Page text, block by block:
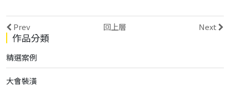
Prev 回上層 Next
作品分類
精選案例
大會裝潢